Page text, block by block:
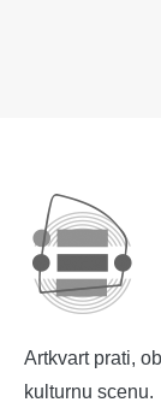
Artkvart prati,
kulturnu scenu.